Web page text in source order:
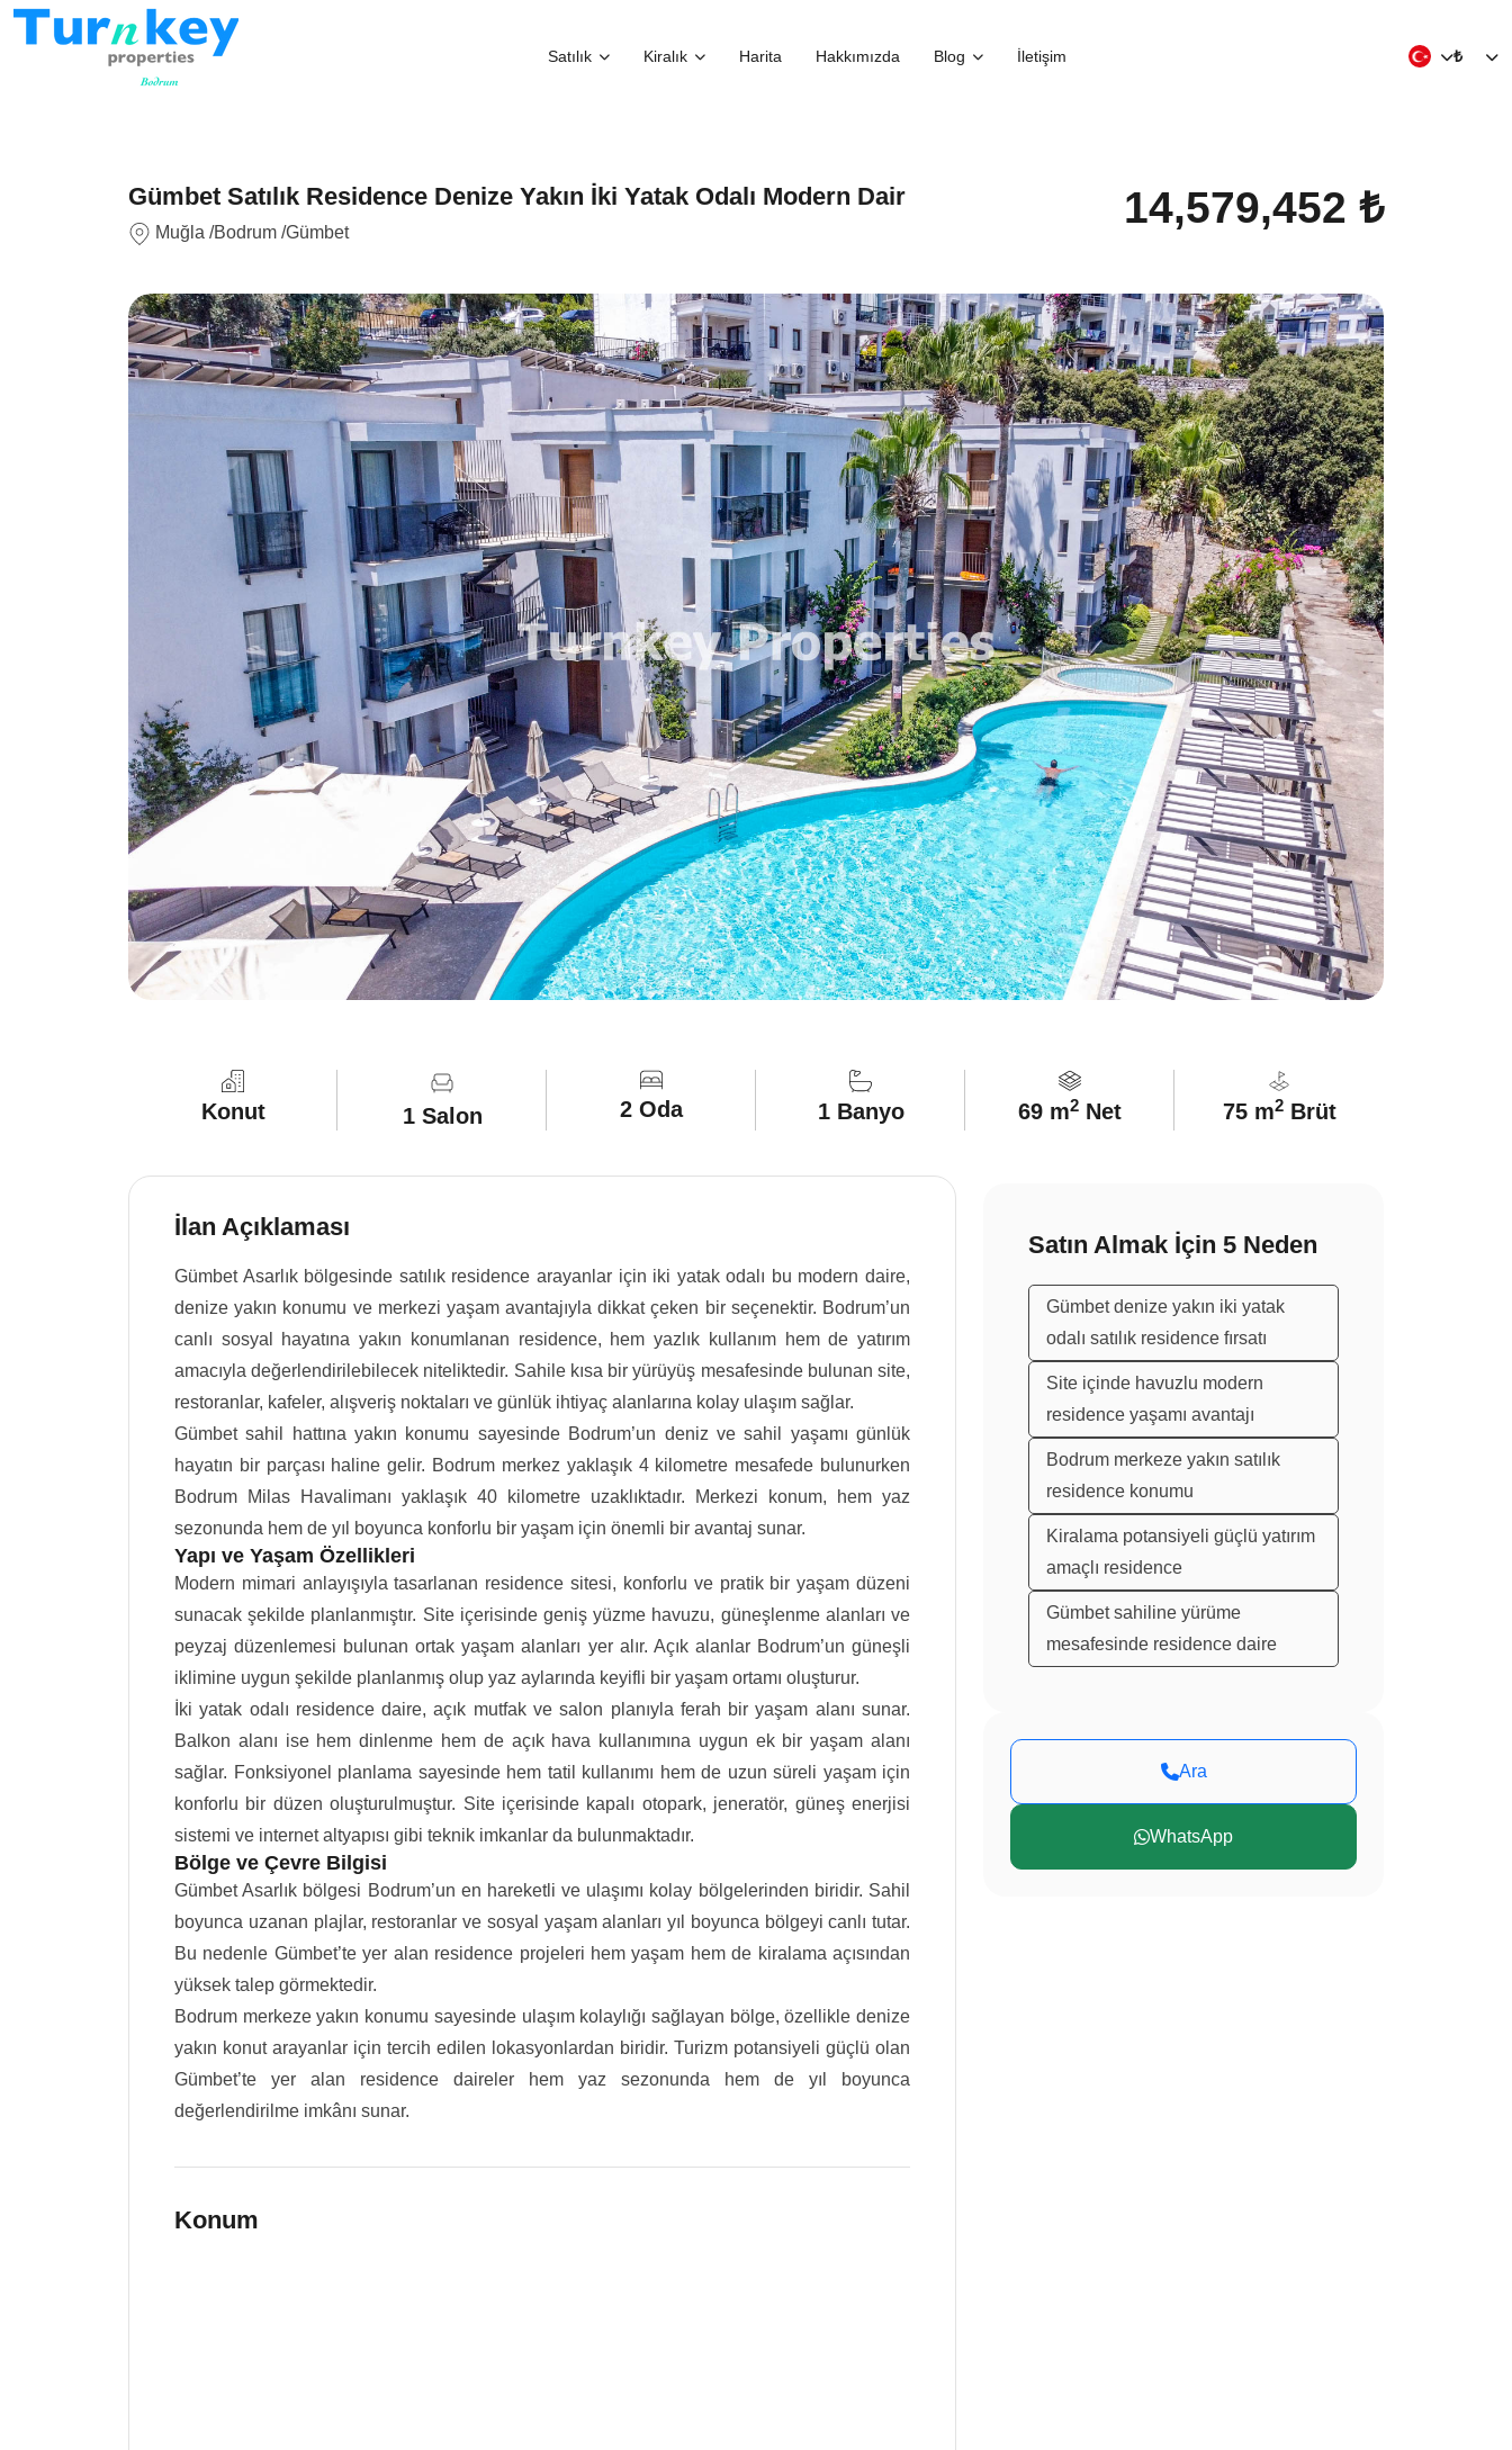
Satılık Kiralık Harita Hakkımızda Blog İletişim ₺
Gümbet Satılık Residence Denize Yakın İki Yatak Odalı Modern Dair
Muğla /Bodrum /Gümbet
14,579,452 ₺
Konut 1 Salon 2 Oda 1 Banyo 69 m2 Net 75 m2Brüt
Satın Almak İçin 5 Neden
Gümbet denize yakın iki yatak
odalı satılık residence fırsatı
Site içinde havuzlu modern
residence yaşamı avantajı
Bodrum merkeze yakın satılık
residence konumu
Kiralama potansiyeli güçlü yatırım
amaçlı residence
Gümbet sahiline yürüme
mesafesinde residence daire
Ara
WhatsApp
İlan Açıklaması
Gümbet Asarlık bölgesinde satılık residence arayanlar için iki yatak odalı bu modern daire,
denize yakın konumu ve merkezi yaşam avantajıyla dikkat çeken bir seçenektir. Bodrum’un
canlı sosyal hayatına yakın konumlanan residence, hem yazlık kullanım hem de yatırım
amacıyla değerlendirilebilecek niteliktedir. Sahile kısa bir yürüyüş mesafesinde bulunan site,
restoranlar, kafeler, alışveriş noktaları ve günlük ihtiyaç alanlarına kolay ulaşım sağlar.
Gümbet sahil hattına yakın konumu sayesinde Bodrum’un deniz ve sahil yaşamı günlük
hayatın bir parçası haline gelir. Bodrum merkez yaklaşık 4 kilometre mesafede bulunurken
Bodrum Milas Havalimanı yaklaşık 40 kilometre uzaklıktadır. Merkezi konum, hem yaz
sezonunda hem de yıl boyunca konforlu bir yaşam için önemli bir avantaj sunar.
Yapı ve Yaşam Özellikleri
Modern mimari anlayışıyla tasarlanan residence sitesi, konforlu ve pratik bir yaşam düzeni
sunacak şekilde planlanmıştır. Site içerisinde geniş yüzme havuzu, güneşlenme alanları ve
peyzaj düzenlemesi bulunan ortak yaşam alanları yer alır. Açık alanlar Bodrum’un güneşli
iklimine uygun şekilde planlanmış olup yaz aylarında keyifli bir yaşam ortamı oluşturur.
İki yatak odalı residence daire, açık mutfak ve salon planıyla ferah bir yaşam alanı sunar.
Balkon alanı ise hem dinlenme hem de açık hava kullanımına uygun ek bir yaşam alanı
sağlar. Fonksiyonel planlama sayesinde hem tatil kullanımı hem de uzun süreli yaşam için
konforlu bir düzen oluşturulmuştur. Site içerisinde kapalı otopark, jeneratör, güneş enerjisi
sistemi ve internet altyapısı gibi teknik imkanlar da bulunmaktadır.
Bölge ve Çevre Bilgisi
Gümbet Asarlık bölgesi Bodrum’un en hareketli ve ulaşımı kolay bölgelerinden biridir. Sahil
boyunca uzanan plajlar, restoranlar ve sosyal yaşam alanları yıl boyunca bölgeyi canlı tutar.
Bu nedenle Gümbet’te yer alan residence projeleri hem yaşam hem de kiralama açısından
yüksek talep görmektedir.
Bodrum merkeze yakın konumu sayesinde ulaşım kolaylığı sağlayan bölge, özellikle denize
yakın konut arayanlar için tercih edilen lokasyonlardan biridir. Turizm potansiyeli güçlü olan
Gümbet’te yer alan residence daireler hem yaz sezonunda hem de yıl boyunca
değerlendirilme imkânı sunar.
Konum